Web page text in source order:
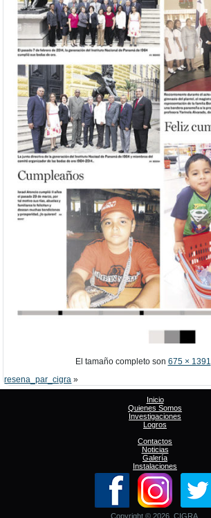
El tamaño completo son 675 × 1391
resena_par_cigra »
Inicio
Quienes Somos
Investigaciones
Logros
Contactos
Noticias
Galería
Instalaciones
Copyright © 2026. CIGRA.